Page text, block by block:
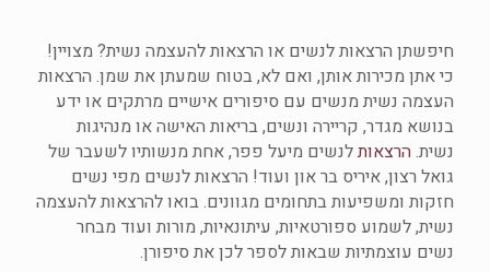
חיפשתן הרצאות לנשים או הרצאות להעצמה נשית? מצויין!
כי אתן מכירות אותן, ואם לא, בטוח שמעתן את שמן. הרצאות
העצמה נשית מנשים עם סיפורים אישיים מרתקים או ידע
בנושא מגדר, קריירה ונשים, בריאות האישה או מנהיגות
נשית.הרצאותלנשים מיעל פפר, אחת מנשותיו לשעבר של
גואל רצון, איריס בר און ועוד! הרצאות לנשים מפי נשים
חזקות ומשפיעות בתחומים מגוונים. בואו להרצאות להעצמה
נשית, לשמוע ספורטאיות, עיתונאיות, מורות ועוד מבחר
נשים עוצמתיות שבאות לספר לכן את סיפורן.